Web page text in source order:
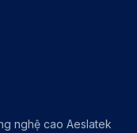
nghệ cao Aeslatek